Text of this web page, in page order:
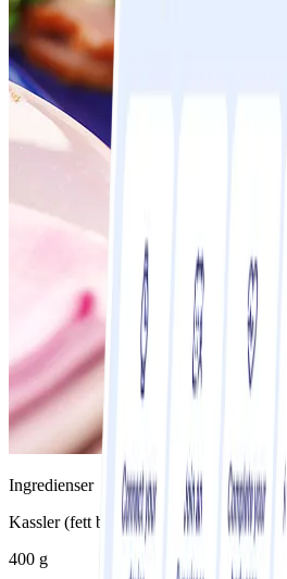
Ingredienser
Kassler (fett bortskuret)
400 g